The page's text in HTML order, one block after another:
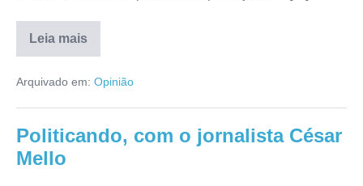
Leia mais
Arquivado em: Opinião
Politicando, com o jornalista César
Mello